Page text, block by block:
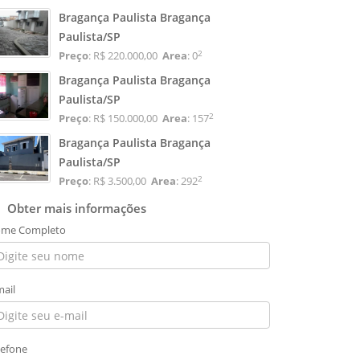
Bragança Paulista Bragança
Paulista/SP
Preço: R$ 220.000,00 Area: 02
Bragança Paulista Bragança
Paulista/SP
Preço: R$ 150.000,00 Area: 1572
Bragança Paulista Bragança
Paulista/SP
Preço: R$ 3.500,00 Area: 2922
Obter mais informações
Completo